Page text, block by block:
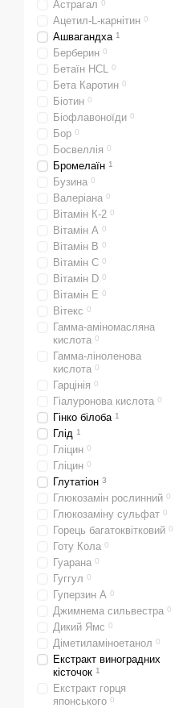
Астрагал 0
Ацетил-L-карнітин 0
Ашвагандха 1
Берберин 0
Бетаїн HCL 0
Бета Каротин 0
Біотин 0
Біофлавоноїди 0
Бор 0
Босвеллія 0
Бромелаїн 1
Бузина 0
Валеріана 0
Вітамін К-2 0
Вітамін A 0
Вітамін B 0
Вітамін C 0
Вітамін D 0
Вітамін E 0
Вітекс 0
Гамма-аміномасляна
кислота 0
Гамма-ліноленова
кислота 0
Гарцінія 0
Гіалуронова кислота 0
Гінко білоба 1
Глід 1
Гліцин 0
Гліцин 0
Глутатіон 3
Глюкозамін рослинний 0
Глюкозаміну сульфат 0
Горець багатоквітковий 0
Готу Кола 0
Гуарана 0
Гуггул 0
Гуперзин А 0
Джимнема сильвестра 0
Дикий Ямс 0
Діметиламіноетанол 0
Екстракт виноградних
кісточок 1
Екстракт горця
японського 0